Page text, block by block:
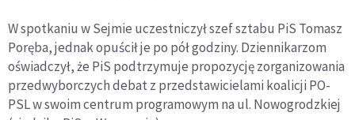
W spotkaniu w Sejmie uczestniczył szef sztabu PiS Tomasz
Poręba, jednak opuścił je po pół godziny. Dziennikarzom
oświadczył, że PiS podtrzymuje propozycję zorganizowania
przedwyborczych debat z przedstawicielami koalicji PO-
PSL w swoim centrum programowym na ul. Nowogrodzkiej